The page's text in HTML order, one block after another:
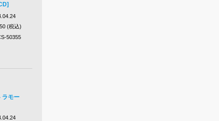
(税込)
50355
ラモー